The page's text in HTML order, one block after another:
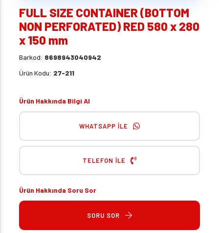
FULL SIZE CONTAINER (BOTTOM
NON PERFORATED) RED 580 x 280
x 150 mm
Barkod: 8698943040942
Ürün Kodu: 27-211
Ürün Hakkında Bilgi Al
WHATSAPP İLE
TELEFON İLE
Ürün Hakkında Soru Sor
SORU SOR